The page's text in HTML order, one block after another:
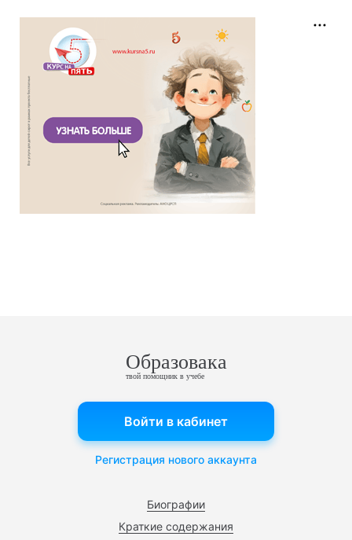
Образовака
твой помощник в учебе
Биографии
Краткие содержания
Войти в кабинет
Регистрация нового аккаунта